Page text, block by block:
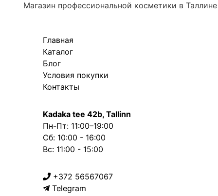
Магазин профессиональной косметики в Таллине
Главная
Каталог
Блог
Условия покупки
Контакты
Kadaka tee 42b, Tallinn
Пн-Пт: 11:00–19:00
Сб: 10:00 - 16:00
Вс: 11:00 - 15:00
+372 56567067
Telegram